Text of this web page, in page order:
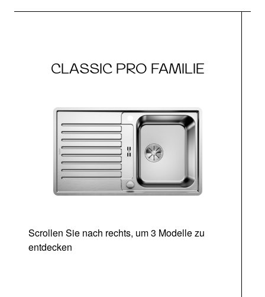
CLASSIC PRO FAMILIE
Scrollen Sie nach rechts, um 3 Modelle zu
entdecken